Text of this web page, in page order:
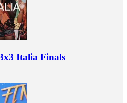
Italia Finals